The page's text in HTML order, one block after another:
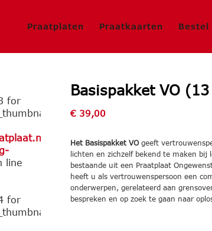
Praatplaten Praatkaarten Bestel
for
public_html/dev/wp-
line
for
Basispakket VO
€ 39,00
Het Basispakket VOgeeft
lichten en zichzelf bekend te maken
bestaande uit een Praatplaat
heeft u als vertrouwenspersoon een
onderwerpen, gerelateerd aan
bespreken en op zoek te gaan naar